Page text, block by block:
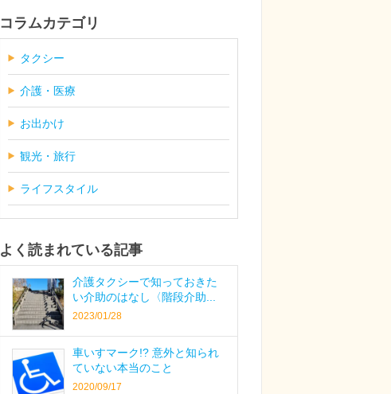
コラムカテゴリ
タクシー
介護・医療
お出かけ
観光・旅行
ライフスタイル
よく読まれている記事
介護タクシーで知っておきた
い介助のはなし〈階段介助...
2023/01/28
車いすマーク!? 意外と知られ
ていない本当のこと
2020/09/17